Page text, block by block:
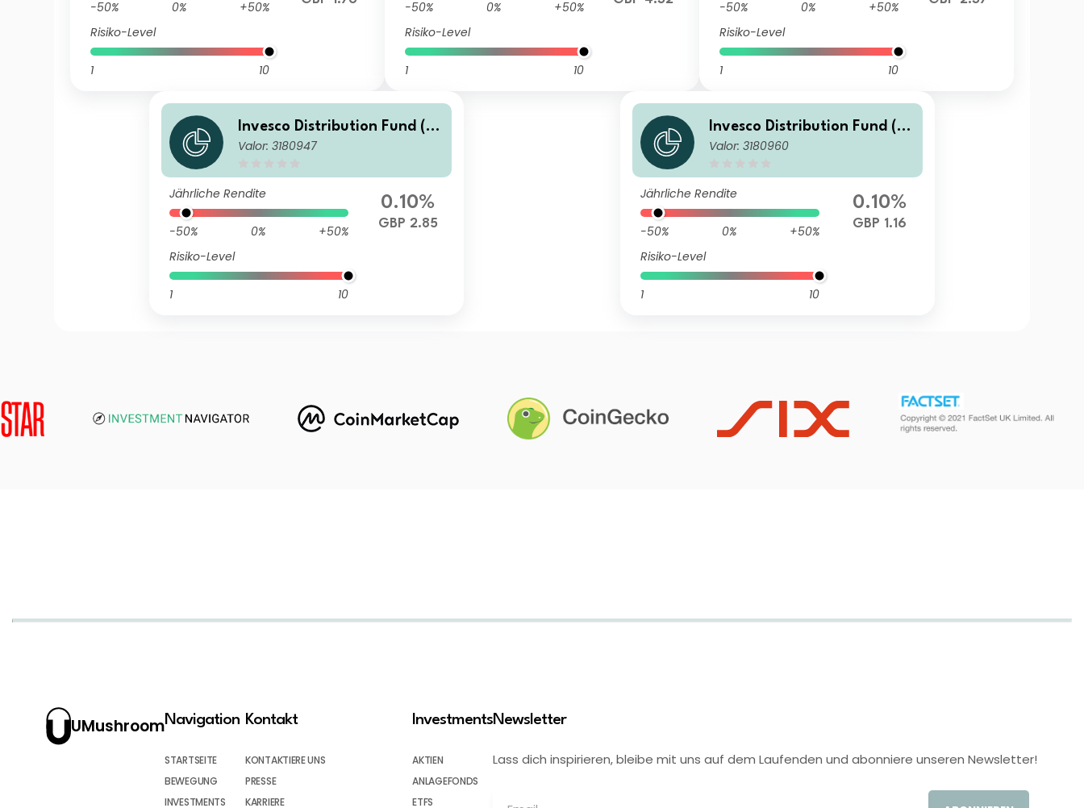
-50% 0%
+50%
Risiko-Level
1 10
-50% 0%
+50%
Risiko-Level
1 10
-50% 0%
+50%
Risiko-Level
1 10
Invesco Distribution Fund (U
K) (No Trail) (Acc)
Valor: 3180947
Jährliche Rendite
-50% 0%
+50%
Risiko-Level
1 10
0.10%
GBP 2.85
Invesco Distribution Fund (U
K) (No Trail) (Inc)
Valor: 3180960
Jährliche Rendite
-50% 0%
+50%
Risiko-Level
1 10
0.10%
GBP 1.16
UMushroomNavigation
STARTSEITE
BEWEGUNG
INVESTMENTS
Kontakt
KONTAKTIERE UNS
PRESSE
KARRIERE
Investments
AKTIEN
ANLAGEFONDS
ETFS
Newsletter
Lass dich inspirieren, bleibe mit uns auf dem Laufenden und abonniere unseren Newsletter!